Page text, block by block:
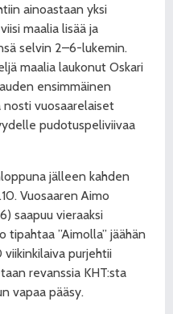
ainoastaan yksi
maalia lisää ja
selvin 2–6-lukemin.
maalia laukonut Oskari
ensimmäinen
vuosaarelaiset
pudotuspeliviivaa
jälleen kahden
Vuosaaren Aimo
saapuu vieraaksi
tipahtaa ”Aimolla” jäähän
viikinkilaiva purjehtii
revanssia KHT:sta
vapaa pääsy.